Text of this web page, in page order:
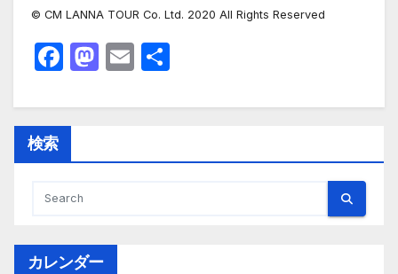
© CM LANNA TOUR Co. Ltd. 2020 All Rights Reserved
F
c
b
o
k
M
st
d
E
ail
検索
カレンダー